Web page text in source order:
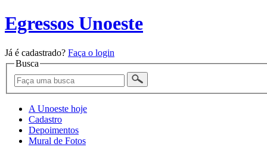
Egressos Unoeste
Já é cadastrado? Faça o login
Busca
A Unoeste hoje
Cadastro
Depoimentos
Mural de Fotos